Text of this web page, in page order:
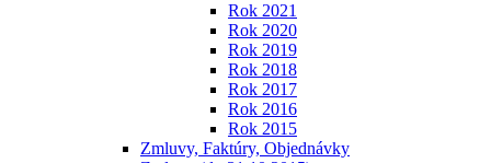
Rok 2021
Rok 2020
Rok 2019
Rok 2018
Rok 2017
Rok 2016
Rok 2015
Zmluvy, Faktúry, Objednávky